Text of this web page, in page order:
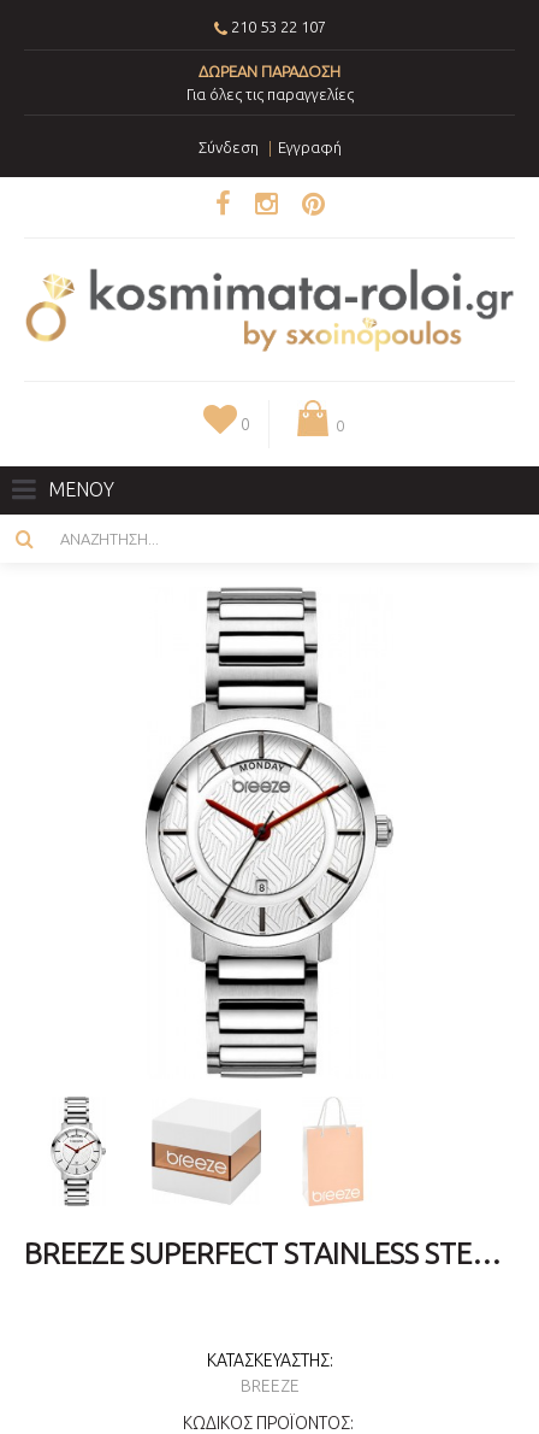
210 53 22 107
ΔΩΡΕΑΝ ΠΑΡΑΔΟΣΗ
Για όλες τις παραγγελίες
Σύνδεση Εγγραφή
0 0
ΜΕΝΟΥ
BREEZE SUPERFECT STAINLESS STEEL BRACELET 612081.1
ΚΑΤΑΣΚΕΥΑΣΤΉΣ:
BREEZE
ΚΩΔΙΚΌΣ ΠΡΟΪΌΝΤΟΣ: